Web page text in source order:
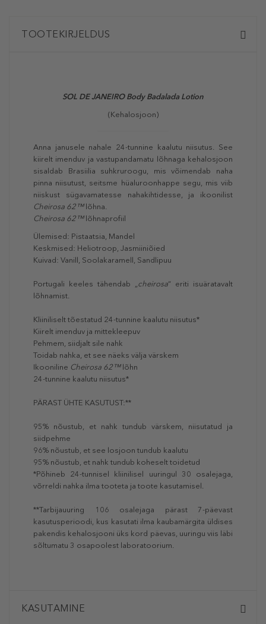
TOOTEKIRJELDUS
SOL DE JANEIRO Body Badalada Lotion
(Kehalosjoon)
Anna janusele nahale 24-tunnine kaalutu niisutus. See
kiirelt imenduv ja vastupandamatu lõhnaga kehalosjoon
sisaldab Brasiilia suhkruroogu, mis võimendab naha
pinna niisutust, seitsme hüaluroonhappe segu, mis viib
niiskust sügavamatesse nahakihtidesse, ja ikoonilist
Cheirosa 62™lõhna.
Cheirosa 62™lõhnaprofiil
Ülemised: Pistaatsia, Mandel
Keskmised: Heliotroop, Jasmiiniõied
Kuivad: Vanill, Soolakaramell, Sandlipuu
Portugali keeles tähendab „cheirosa“ eriti isuäratavalt
lõhnamist.
Kliiniliselt tõestatud 24-tunnine kaalutu niisutus*
Kiirelt imenduv ja mittekleepuv
Pehmem, siidjalt sile nahk
Toidab nahka, et see näeks välja värskem
Ikooniline Cheirosa 62™lõhn
24-tunnine kaalutu niisutus*
PÄRAST ÜHTE KASUTUST:**
95% nõustub, et nahk tundub värskem, niisutatud ja
siidpehme
96% nõustub, et see losjoon tundub kaalutu
95% nõustub, et nahk tundub koheselt toidetud
*Põhineb 24-tunnisel kliinilisel uuringul 30 osalejaga,
võrreldi nahka ilma tooteta ja toote kasutamisel.
**Tarbijauuring 106 osalejaga pärast 7-päevast
kasutusperioodi, kus kasutati ilma kaubamärgita üldises
pakendis kehalosjooni üks kord päevas, uuringu viis läbi
sõltumatu 3 osapoolest laboratoorium.
KASUTAMINE